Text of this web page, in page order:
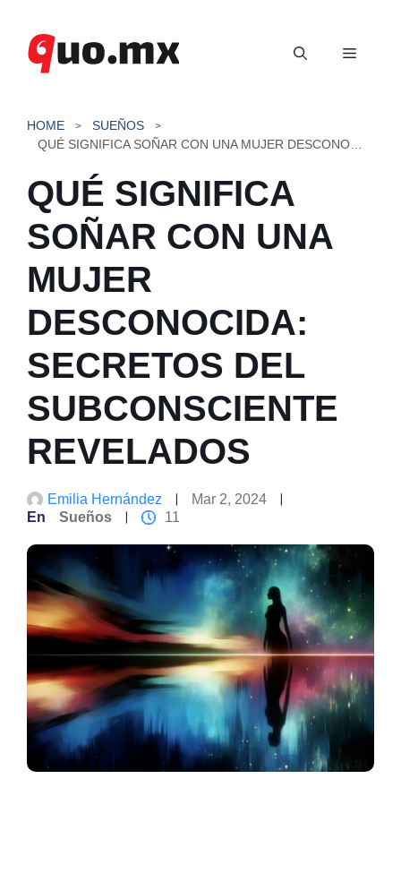
contenido
Menú
HOME
SUEÑOS
QUÉ SIGNIFICA
SOÑAR CON UNA
MUJER
DESCONOCIDA:
SECRETOS DEL
SUBCONSCIENTE
REVELADOS
Emilia Hernández
Mar 2, 2024
En
Sueños 11